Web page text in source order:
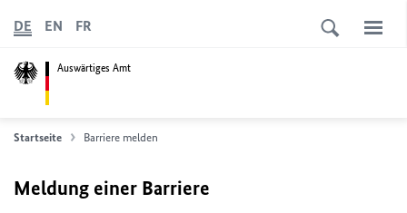
Auswärtiges Amt
DE EN FR
Startseite Barriere melden
Meldung einer Barriere